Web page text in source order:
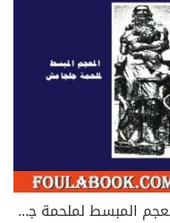
المعجم المبسط لملحمة جلجامش